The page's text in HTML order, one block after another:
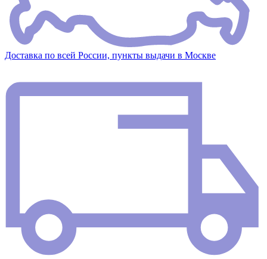
Доставка по всей России, пункты выдачи в Москве